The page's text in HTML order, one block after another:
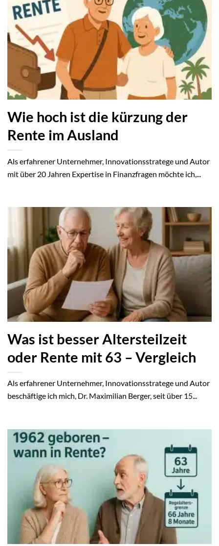
Wie hoch ist die kürzung der
Rente im Ausland
Als erfahrener Unternehmer, Innovationsstratege und Autor
mit über 20 Jahren Expertise in Finanzfragen möchte ich,...
Was ist besser Altersteilzeit
oder Rente mit 63 – Vergleich
Als erfahrener Unternehmer, Innovationsstratege und Autor
beschäftige ich mich, Dr. Maximilian Berger, seit über 15...